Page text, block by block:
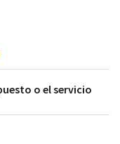
o el servicio